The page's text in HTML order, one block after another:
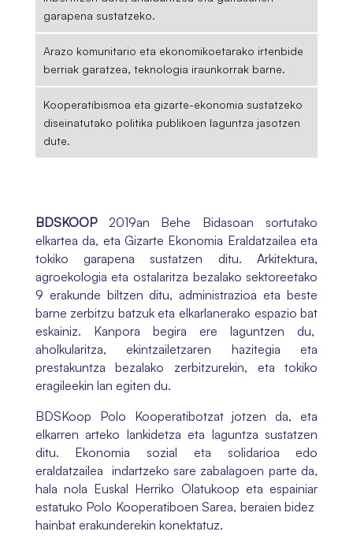
garapena sustatzeko.
Arazo komunitario eta ekonomikoetarako irtenbide
berriak garatzea, teknologia iraunkorrak barne.
Kooperatibismoa eta gizarte-ekonomia sustatzeko
diseinatutako politika publikoen laguntza jasotzen
dute.
BDSKOOP2019an Behe Bidasoan sortutako
elkartea da, eta Gizarte Ekonomia Eraldatzailea eta
tokiko garapena sustatzen ditu. Arkitektura,
agroekologia eta ostalaritza bezalako sektoreetako
9 erakunde biltzen ditu, administrazioa eta beste
barne zerbitzu batzuk eta elkarlanerako espazio bat
eskainiz. Kanpora begira ere laguntzen du,
aholkularitza, ekintzailetzaren hazitegia eta
prestakuntza bezalako zerbitzurekin, eta tokiko
eragileekin lan egiten du.
BDSKoop Polo Kooperatibotzat jotzen da, eta
elkarren arteko lankidetza eta laguntza sustatzen
ditu. Ekonomia sozial eta solidarioa edo
eraldatzailea indartzeko sare zabalagoen parte da,
hala nola Euskal Herriko Olatukoop eta espainiar
estatuko Polo Kooperatiboen Sarea, beraien bidez
hainbat erakunderekin konektatuz.